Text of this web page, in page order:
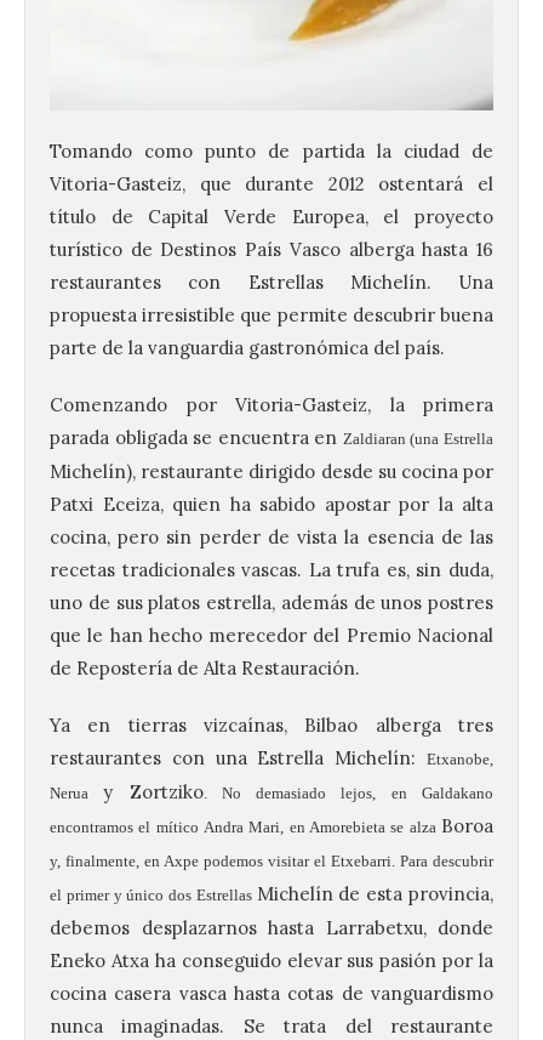
Tomando como punto de partida la ciudad de
Vitoria-Gasteiz, que durante 2012 ostentará el
título de Capital Verde Europea, el proyecto
turístico de Destinos País Vasco alberga hasta 16
restaurantes con Estrellas Michelín. Una
propuesta irresistible que permite descubrir buena
parte de la vanguardia gastronómica del país.
Comenzando por Vitoria-Gasteiz, la primera
parada obligada se encuentra en Zaldiaran(una Estrella
Michelín), restaurante dirigido desde su cocina por
Patxi Eceiza, quien ha sabido apostar por la alta
cocina, pero sin perder de vista la esencia de las
recetas tradicionales vascas. La trufa es, sin duda,
uno de sus platos estrella, además de unos postres
que le han hecho merecedor del Premio Nacional
de Repostería de Alta Restauración.
Ya en tierras vizcaínas, Bilbao alberga tres
restaurantes con una Estrella Michelín:
Etxanobe,
Neruay Zortziko. No demasiado lejos, en Galdakano
encontramos el mítico Andra Mari, en Amorebieta se alza Boroa
y, finalmente, en Axpe podemos visitar el Etxebarri. Para descubrir
el primer y único dos Estrellas Michelín de esta provincia,
debemos desplazarnos hasta Larrabetxu, donde
Eneko Atxa ha conseguido elevar sus pasión por la
cocina casera vasca hasta cotas de vanguardismo
nunca imaginadas. Se trata del restaurante